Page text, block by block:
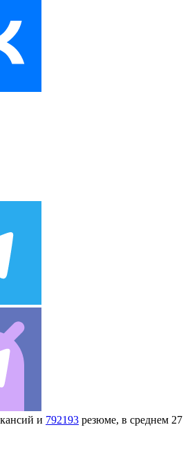
и 792193 резюме, в среднем 27